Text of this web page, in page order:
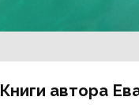
Книги автора